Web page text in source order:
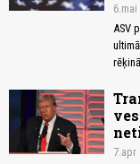
6.mai
ASV
7.apr